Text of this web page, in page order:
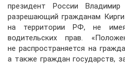
президент России
разрешающий гражданам
на территории РФ, не
водительских прав.
не распространяется на
а также граждан государств,